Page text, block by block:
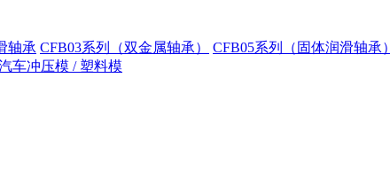
轴承 CFB03系列（双金属轴承） CFB05系列（固体润滑轴承）
车冲压模 / 塑料模